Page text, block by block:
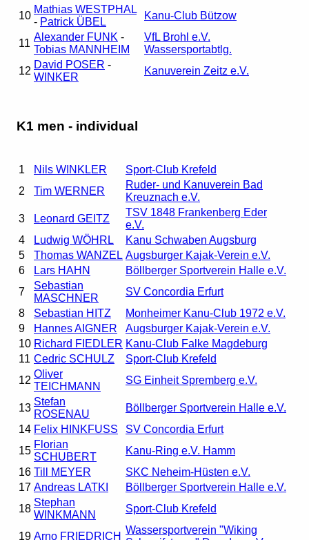
10
Mathias WESTPHAL
- Patrick ÜBEL
Kanu-Club Bützow
11
Alexander FUNK -
Tobias MANNHEIM
VfL Brohl e.V.
Wassersportabtlg.
12
David POSER -
WINKER
Kanuverein Zeitz e.V.
K1 men - individual
1 Nils WINKLER
Sport-Club Krefeld
2
Tim WERNER
Ruder- und Kanuverein Bad
Kreuznach e.V.
3
Leonard GEITZ
TSV 1848 Frankenberg Eder
e.V.
4
Ludwig WÖHRL
Kanu Schwaben Augsburg
5
Thomas WANZEL Augsburger Kajak-Verein e.V.
6
Lars HAHN
Böllberger Sportverein Halle e.V.
7
Sebastian
MASCHNER
SV Concordia Erfurt
8
Sebastian HITZ
Monheimer Kanu-Club 1972 e.V.
9
Hannes AIGNER
Augsburger Kajak-Verein e.V.
10 Richard FIEDLER Kanu-Club Falke Magdeburg
11 Cedric SCHULZ
Sport-Club Krefeld
12
Oliver
TEICHMANN
SG Einheit Spremberg e.V.
13
Stefan
ROSENAU
Böllberger Sportverein Halle e.V.
14 Felix HINKFUSS
SV Concordia Erfurt
15
Florian
SCHUBERT
Kanu-Ring e.V. Hamm
16 Till MEYER
SKC Neheim-Hüsten e.V.
17 Andreas LATKI
Böllberger Sportverein Halle e.V.
18
Stephan
WINKMANN
Sport-Club Krefeld
19 Arno FRIEDRICH
Wassersportverein "Wiking